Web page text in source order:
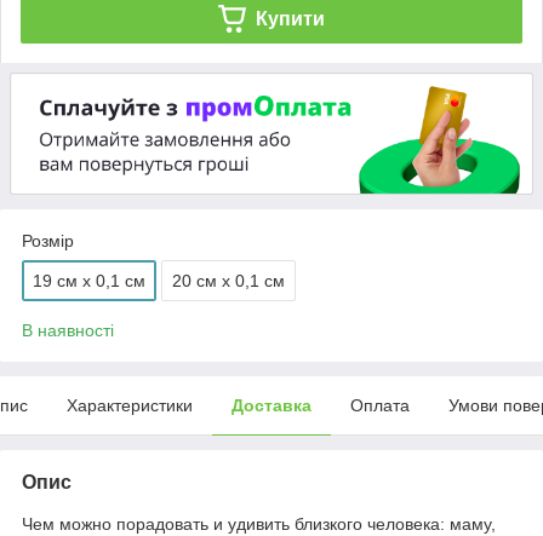
Купити
Розмір
19 см x 0,1 см 20 см x 0,1 см
В наявності
Характеристики Доставка Оплата Умови
Опис
Чем можно порадовать и удивить близкого человека: маму,